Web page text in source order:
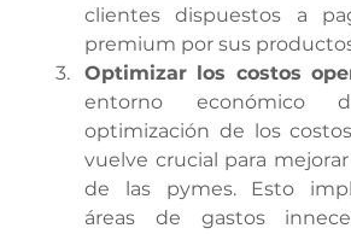
clientes dispuestos a
premium por sus
Optimizar los costos
entorno económico
optimización de los
vuelve crucial para
de las pymes. Esto
áreas de gastos